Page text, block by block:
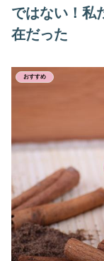
ではない！私
在だった
おすすめ